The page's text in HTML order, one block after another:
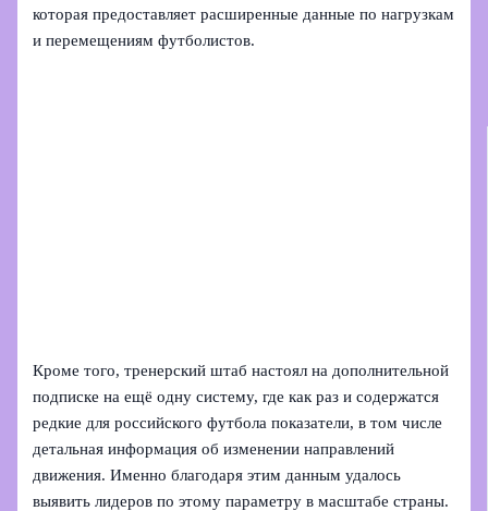
которая предоставляет расширенные данные по нагрузкам
и перемещениям футболистов.
Кроме того, тренерский штаб настоял на дополнительной
подписке на ещё одну систему, где как раз и содержатся
редкие для российского футбола показатели, в том числе
детальная информация об изменении направлений
движения. Именно благодаря этим данным удалось
выявить лидеров по этому параметру в масштабе страны.